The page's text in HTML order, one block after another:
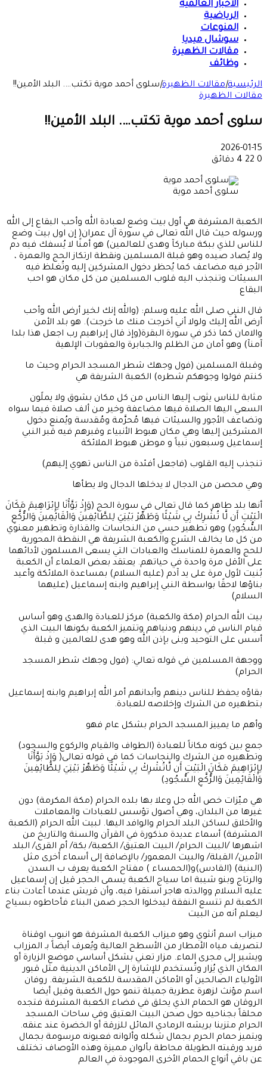
الأخبار العالمية
الرياضية
المنوعات
سوشال ميديا
مقالات الظهيرة
وظائف
الرئيسية|مقالات الظهيرة|سلوى أحمد موية تكتب…. البلد الأمين!!
مقالات الظهيرة
سلوى أحمد موية تكتب…. البلد الأمين!!
2026-01-15
0
4 دقائق
سلوى أحمد موية
الكعبة المشرفة هي أول بيت وضع لعبادة الله وأحب البقاع إلى الله
ورسوله حيث قال الله تعالى في سورة آل عمران( إن اول بيت وضع
للناس للذي ببكة مباركآ وهدى للعالمين) هو أمنًا لا يُسفك فيه دم
ولا يُصاد صيده وهو قبلة المسلمين ونقطة ارتكاز الحج والعمرة ،
الأجر فيه مضاعف كما يُحظر دخول المشركين إليه وتُغلظ فيه
السيئات وتنجذب اليه قلوب المسلمين من كل مكان هو احب
البقاع
قال النبي صلى الله عليه وسلم: (والله إنك لخير أرض الله وأحب
أرض الله إليك ولولا أني أخرجت منك ما خرجت). هو بلد الأمن
والامان كما ذكر في سورة البقرة(وإذ قال إبراهيم رب اجعل هذا بلدا
آمنآ) وهو أمان من الظلم والجبابرة والعقوبات الإلهية
وقبلة المسلمين (فول وجهك شطر المسجد الحرام وحيث ما
كنتم فولوا وجوهكم شطره) الكعبة الشريفة هي
مثابة للناس يثوب إليها الناس من كل مكان بشوق ولا يملًون
السعي اليها الصلاة فيها مضاعفة وخير من ألف صلاة فيما سواه
وتضاعف الأجور والسيئات فيها مُحرَّمة ومُقدسة ويُمنع دخول
المشركين إليها وهي مكان هبوط الأنبياء وقبرهم فيه قبر النبي
إسماعيل وسبعون نبياً و موطن هبوط الملائكة
تنجذب إليه القلوب (فاجعل أفئدة من الناس تهوي إليهم)
وهي محصن من الدجال لا يدخلها الدجال ولا يطأها
أنها بلد طاهر كما قال تعالى في سورة الحج (وَإِذْ بَوَّأْنَا لِإِبْرَاهِيمَ مَكَانَ
الْبَيْتِ أَن لَّا تُشْرِكْ بِي شَيْئًا وَطَهِّرْ بَيْتِيَ لِلطَّائِفِينَ وَالْقَائِمِينَ وَالرُّكَّعِ
السُّجُودِ) وهو تطهير حسي من النجاسات والقذارة وتطهير معنوي
من كل ما يخالف الشرع.والكعبة الشريفة هي النقطة المحورية
للحج والعمرة للمناسك والعبادات التي يسعى المسلمون لأدائهما
على الأقل مرة واحدة في حياتهم. يعتقد بعض العلماء أن الكعبة
بُنيت لأول مرة على يد آدم (عليه السلام) بمساعدة الملائكة وأعيد
بناؤها لاحقًا بواسطة النبي إبراهيم وابنه إسماعيل (عليهما
السلام)
بيت الله الحرام (مكة والكعبة) مركز للعبادة والهدى وهو أساس
قيام الناس في دينهم ودنياهم وتتميز الكعبة بكونها البيت الذي
أسس على التوحيد وبنى بإذن الله وهو هدى للعالمين و قبلة
ووجهة المسلمين في قوله تعالي: (فول وجهك شطر المسجد
الحرام)
بقاؤه يحفظ للناس دينهم وأبدانهم أمر الله إبراهيم وابنه إسماعيل
بتطهيره من الشرك وإخلاصه للعبادة.
وأهم ما يمييز المسجد الحرام بشكل عام فهو
جمع بين كونه مكاناً للعبادة (الطواف والقيام والركوع والسجود)
وتطهيره من الشرك والنجاسات كما في قوله تعالى( وَإِذْ بَوَّأْنَا
لِإِبْرَاهِيمَ مَكَانَ الْبَيْتِ أَن لَّاتُشْرِكْ بِي شَيْئًا وَطَهِّرْ بَيْتِيَ لِلطَّائِفِينَ
وَالْقَائِمِينَ وَالرُّكَّعِ السُّجُودِ)
هي ميّزات خص الله جل وعلا بها بلده الحرام (مكة المكرمة) دون
غيرها من البلدان، وهي أصول تؤسس للعبادات والمعاملات
والأخلاق لساكن البلد الحرام والوافد اليها. لبيت الله الحرام (الكعبة
المشرفة) أسماء عديدة مذكورة في القرآن والسنة والتاريخ من
اشهرها /البيت الحرام/ البيت العتيق/ الكعبة/ بكة/ أم القرى/ البلد
الأمين/ القبلة/ والبيت المعمور/ بالإضافة إلى أسماء أخرى مثل
(البنية) (القادس)و(الحمساء ) مفتاح الكعبة يعرف ب السدن
والرتاج وبنو شيبة اما سياج الكعبة يسمى الحجر قيل إن إسماعيل
عليه السلام ووالدته هاجر استقرا فيه، وأن قريش عندما أعادت بناء
الكعبة لم تتسع النفقة ليدخلوا الحجر ضمن البناء فأحاطوه بسياج
ليعلم أنه من البيت
ميزاب اسم أنثوي وهو ميزاب الكعبة المشرفة هو انبوب اوقناة
لتصريف مياه الأمطار من الأسطح العالية ويُعرف أيضاً بـ المزراب
ويشير إلى مجرى الماء. مزار تعني بشكل أساسي موضع الزيارة أو
المكان الذي يُزار وتُستخدم للإشارة إلى الأماكن الدينية مثل قبور
الأولياء الصالحين أو الأماكن المقدسة للكعبة الشريفة. روفان
اسم مؤنث لزهرة عطرية جميلة تنمو حول الكعبة وقيل أيضا
الروقان هو الحمام الذي يحلق في فضاء الكعبة المشرفة فتجده
محلقاً بجناحيه حول صحن البيت العتيق وفي ساحات المسجد
الحرام متزينا بريشه الرمادي المائل للزرقة أو الخضرة عند عنقه.
ويتميز حمام الحرم بجمال شكله وألوانه فعيونه مرسومة بجمال
فريد ورقبته الطويلة محاطة بألوان مميزة وهذه الأوصاف تختلف
عن باقي أنواع الحمام الأخرى الموجودة في العالم